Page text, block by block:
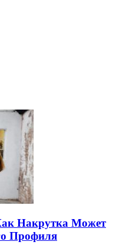
Накрутка Может
Профиля